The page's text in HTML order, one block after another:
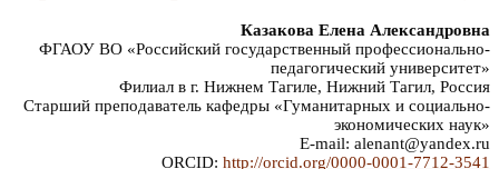
Казакова Елена Александровна
ФГАОУ ВО «Российский государственный профессионально-
педагогический университет»
Филиал в г. Нижнем Тагиле, Нижний Тагил, Россия
Старший преподаватель кафедры «Гуманитарных и социально-
экономических наук»
E-mail: alenant@yandex.ru
ORCID: http://orcid.org/0000-0001-7712-3541